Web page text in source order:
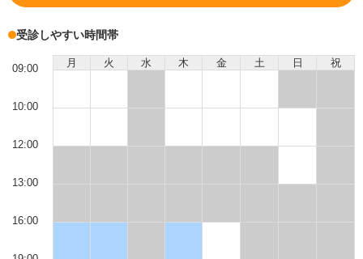
受診しやすい時間帯
月 火 水 木 金 土 日 祝
09:00
10:00
12:00
13:00
16:00